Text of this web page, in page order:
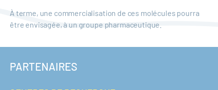
À terme, une commercialisation de ces molécules pourra
être envisagée, à un groupe pharmaceutique.
PARTENAIRES